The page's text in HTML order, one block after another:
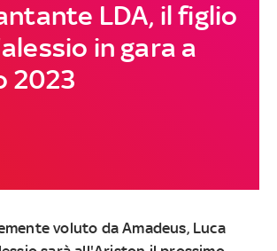
LDA, il figlio
in gara a
2023
voluto da Amadeus, Luca